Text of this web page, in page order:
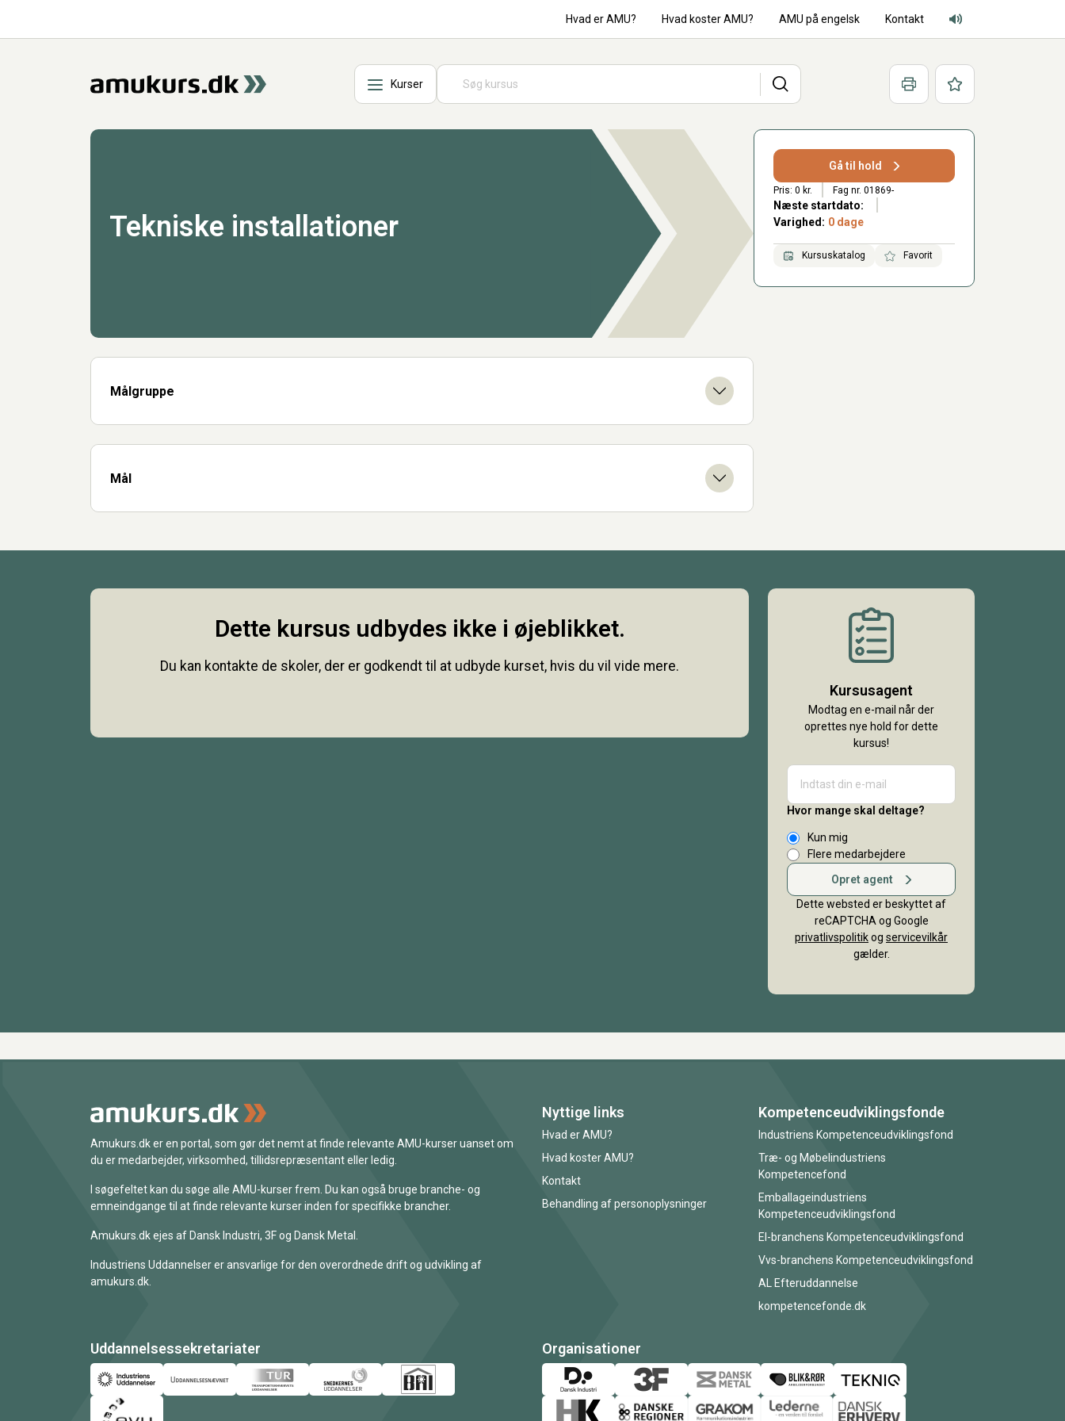
Hvad er AMU? Hvad koster AMU? AMU på engelsk Kontakt
Adgang for alle lyd
Kurser Søg Print Favoritter
Tekniske installationer
Målgruppe
Mål
Gå til hold
Pris: 0 kr. Fag nr. 01869-
Næste startdato:
Varighed: 0 dage
Kursuskatalog Favorit
Dette kursus udbydes ikke i øjeblikket.
Du kan kontakte de skoler, der er godkendt til at udbyde kurset, hvis du vil vide mere.
Kursusagent
Modtag en e-mail når der
oprettes nye hold for dette
kursus!
Hvor mange skal deltage?
Kun mig
Flere medarbejdere
Opret agent
Dette websted er beskyttet af
reCAPTCHA og Google
privatlivspolitikog servicevilkår
gælder.
Amukurs.dk er en portal, som gør det nemt at finde relevante AMU-kurser uanset om
du er medarbejder, virksomhed, tillidsrepræsentant eller ledig.
I søgefeltet kan du søge alle AMU-kurser frem. Du kan også bruge branche- og
emneindgange til at finde relevante kurser inden for specifikke brancher.
Amukurs.dk ejes af Dansk Industri, 3F og Dansk Metal.
Industriens Uddannelser er ansvarlige for den overordnede drift og udvikling af
amukurs.dk.
Nyttige links
Hvad er AMU?
Hvad koster AMU?
Kontakt
Behandling af personoplysninger
Kompetenceudviklingsfonde
Industriens Kompetenceudviklingsfond
Træ- og Møbelindustriens
Kompetencefond
Emballageindustriens
Kompetenceudviklingsfond
El-branchens Kompetenceudviklingsfond
Vvs-branchens Kompetenceudviklingsfond
AL Efteruddannelse
kompetencefonde.dk
Uddannelsessekretariater Organisationer